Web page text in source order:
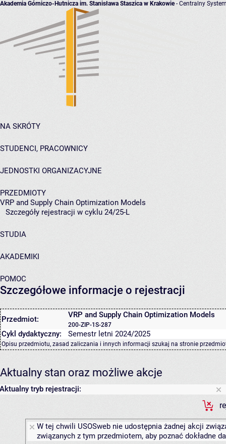
Akademia Górniczo-Hutnicza im. Stanisława Staszica w Krakowie- Centralny
NA SKRÓTY
STUDENCI, PRACOWNICY
JEDNOSTKI ORGANIZACYJNE
PRZEDMIOTY
VRP and Supply Chain Optimization Models
Szczegóły rejestracji w cyklu 24/25-L
STUDIA
AKADEMIKI
POMOC
Szczegółowe informacje o rejestracji
Przedmiot: VRP and Supply Chain Optimization Models
200-ZIP-1S-287
Cykl dydaktyczny: Semestr letni 2024/2025
Opisu przedmiotu, zasad zaliczania i innych informacji szukaj na stronie
Aktualny stan oraz możliwe akcje
Aktualny tryb rejestracji:
W tej chwili USOSweb nie udostępnia żadnej akcji
związanych z tym przedmiotem, aby poznać dokładne